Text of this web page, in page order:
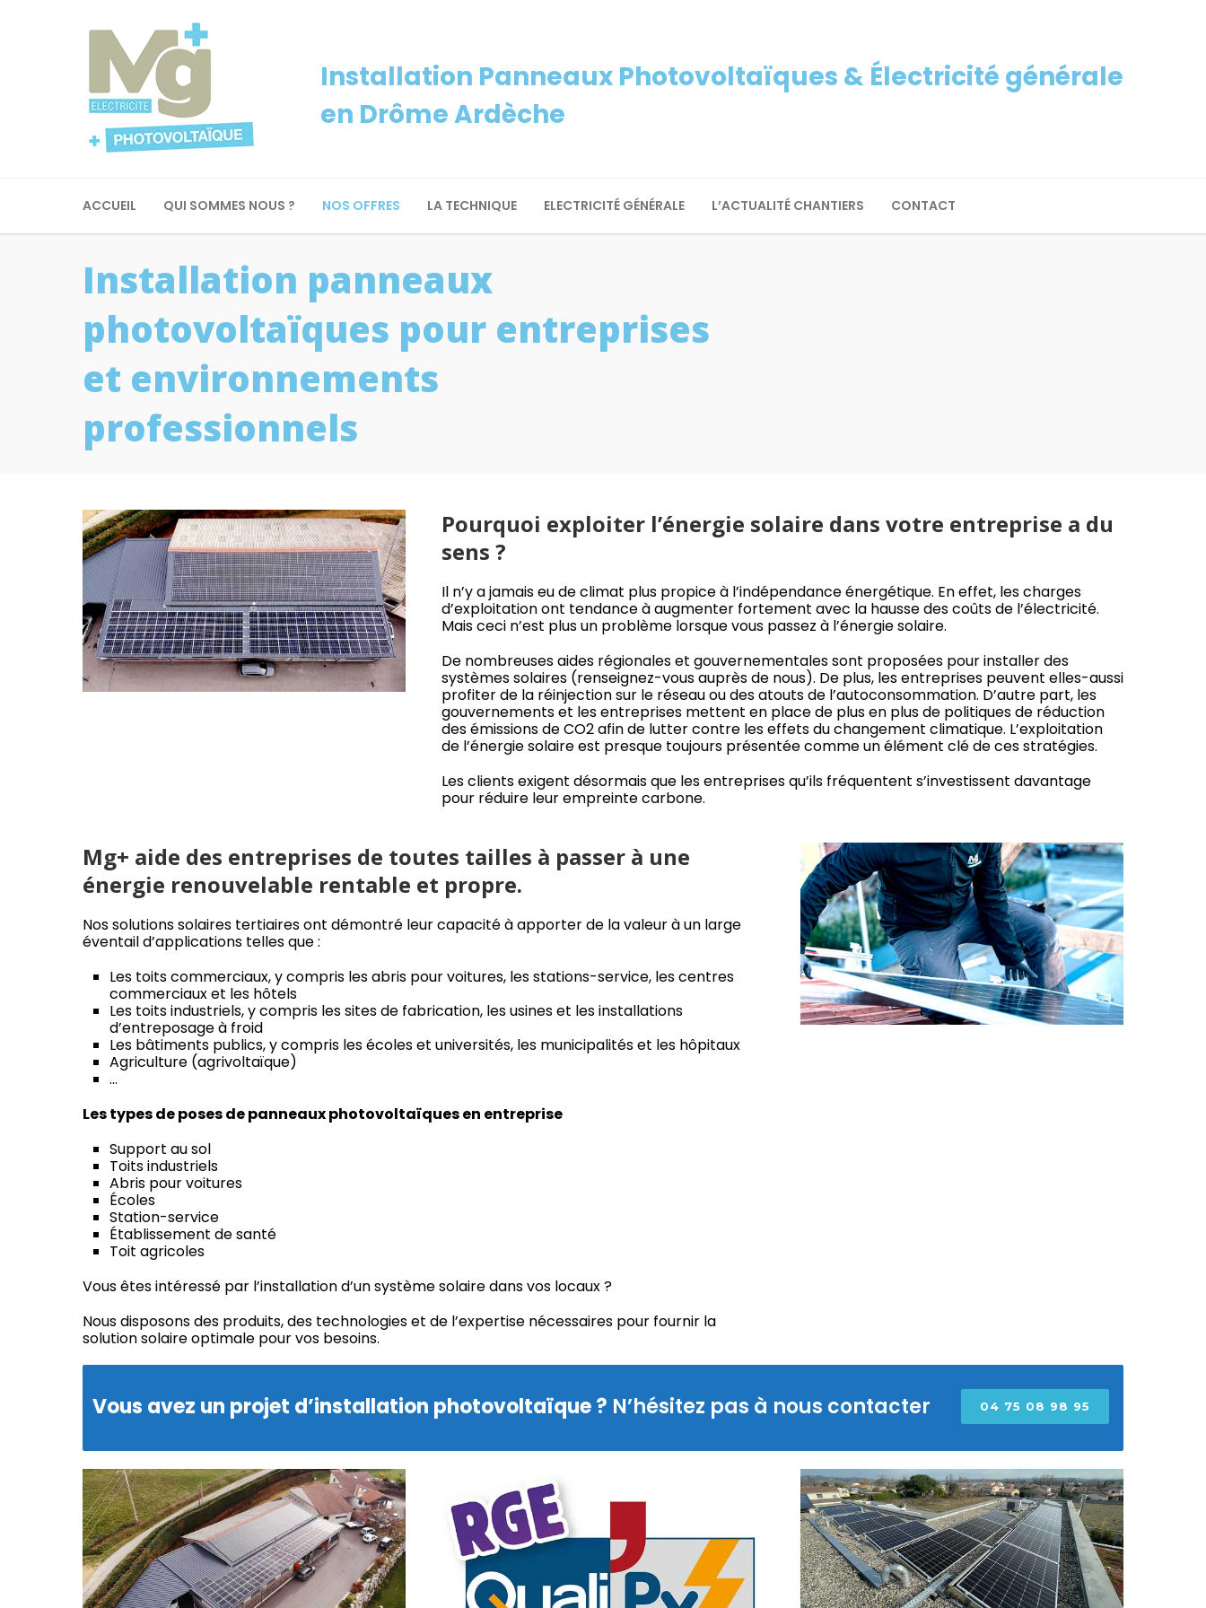
Installation Panneaux Photovoltaïques & Électricité générale
en Drôme Ardèche
ACCUEIL QUI SOMMES NOUS ? NOS OFFRES LA TECHNIQUE ELECTRICITÉ GÉNÉRALE L’ACTUALITÉ CHANTIERS CONTACT
Installation panneaux
photovoltaïques pour entreprises
et environnements
professionnels
Pourquoi exploiter l’énergie solaire dans votre entreprise a du
sens ?
Il n’y a jamais eu de climat plus propice à l’indépendance énergétique. En effet, les charges
d’exploitation ont tendance à augmenter fortement avec la hausse des coûts de l’électricité.
Mais ceci n’est plus un problème lorsque vous passez à l’énergie solaire.
De nombreuses aides régionales et gouvernementales sont proposées pour installer des
systèmes solaires (renseignez-vous auprès de nous). De plus, les entreprises peuvent elles-aussi
profiter de la réinjection sur le réseau ou des atouts de l’autoconsommation. D’autre part, les
gouvernements et les entreprises mettent en place de plus en plus de politiques de réduction
des émissions de CO2 afin de lutter contre les effets du changement climatique. L’exploitation
de l’énergie solaire est presque toujours présentée comme un élément clé de ces stratégies.
Les clients exigent désormais que les entreprises qu’ils fréquentent s’investissent davantage
pour réduire leur empreinte carbone.
Mg+ aide des entreprises de toutes tailles à passer à une
énergie renouvelable rentable et propre.
Nos solutions solaires tertiaires ont démontré leur capacité à apporter de la valeur à un large
éventail d’applications telles que :
Les toits commerciaux, y compris les abris pour voitures, les stations-service, les centres
commerciaux et les hôtels
Les toits industriels, y compris les sites de fabrication, les usines et les installations
d’entreposage à froid
Les bâtiments publics, y compris les écoles et universités, les municipalités et les hôpitaux
Agriculture (agrivoltaïque)
…
Les types de poses de panneaux photovoltaïques en entreprise
Support au sol
Toits industriels
Abris pour voitures
Écoles
Station-service
Établissement de santé
Toit agricoles
Vous êtes intéressé par l’installation d’un système solaire dans vos locaux ?
Nous disposons des produits, des technologies et de l’expertise nécessaires pour fournir la
solution solaire optimale pour vos besoins.
Vous avez un projet d’installation photovoltaïque ? N’hésitez pas à nous contacter 04 75 08 98 95